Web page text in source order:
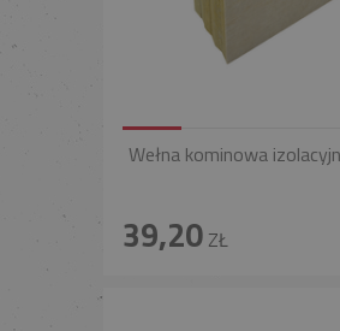
Wełna kominowa
39,20ZŁ